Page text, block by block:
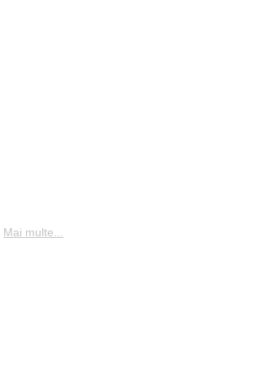
Mai multe...